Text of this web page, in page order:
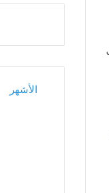
الأشهر